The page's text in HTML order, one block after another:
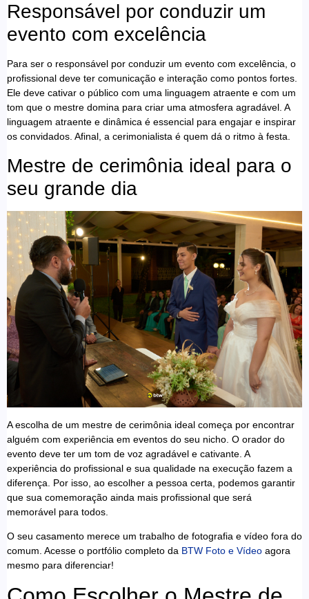
Responsável por conduzir um
evento com excelência
Para ser o responsável por conduzir um evento com excelência, o
profissional deve ter comunicação e interação como pontos fortes.
Ele deve cativar o público com uma linguagem atraente e com um
tom que o mestre domina para criar uma atmosfera agradável. A
linguagem atraente e dinâmica é essencial para engajar e inspirar
os convidados. Afinal, a cerimonialista é quem dá o ritmo à festa.
Mestre de cerimônia ideal para o
seu grande dia
A escolha de um mestre de cerimônia ideal começa por encontrar
alguém com experiência em eventos do seu nicho. O orador do
evento deve ter um tom de voz agradável e cativante. A
experiência do profissional e sua qualidade na execução fazem a
diferença. Por isso, ao escolher a pessoa certa, podemos garantir
que sua comemoração ainda mais profissional que será
memorável para todos.
O seu casamento merece um trabalho de fotografia e vídeo fora do
comum. Acesse o portfólio completo da BTW Foto e Vídeo agora
mesmo para diferenciar!